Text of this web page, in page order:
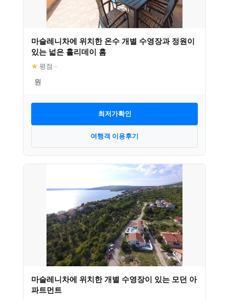
마슬레니차에 위치한 온수 개별 수영장과 정원이
있는 넓은 홀리데이 홈
★ 평점 –
최저가확인
여행객 이용후기
마슬레니차에 위치한 개별 수영장이 있는 모던 아
파트먼트